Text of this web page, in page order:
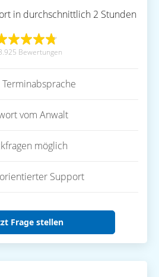
in durchschnittlich 2 Stunden
Bewertungen
Terminabsprache
vom Anwalt
möglich
Support
Frage stellen